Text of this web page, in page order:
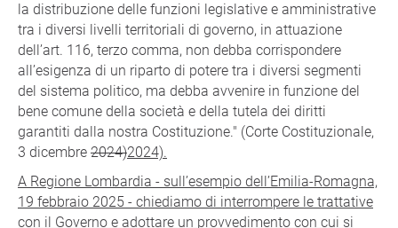
la distribuzione delle funzioni legislative e amministrative
tra i diversi livelli territoriali di governo, in attuazione
dell’art. 116, terzo comma, non debba corrispondere
all’esigenza di un riparto di potere tra i diversi segmenti
del sistema politico, ma debba avvenire in funzione del
bene comune della società e della tutela dei diritti
garantiti dalla nostra Costituzione." (Corte Costituzionale,
3 dicembre 2024)2024).
A Regione Lombardia - sull’esempio dell’Emilia-Romagna,
19 febbraio 2025 - chiediamo di interrompere le trattative
con il Governo e adottare un provvedimento con cui si